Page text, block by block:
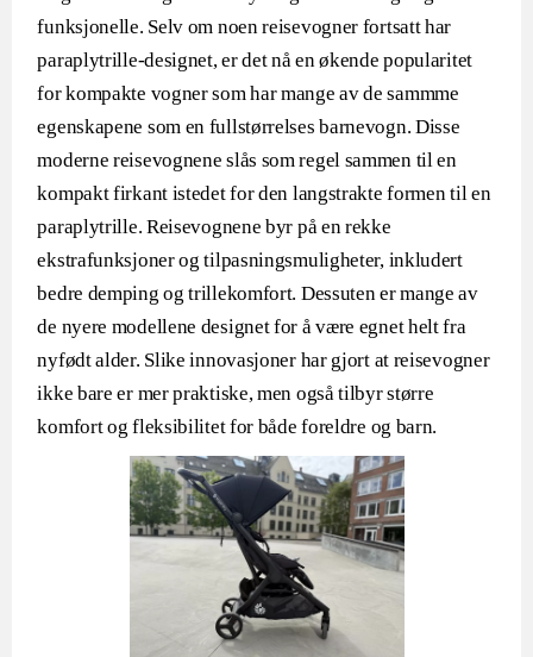
funksjonelle. Selv om noen reisevogner fortsatt har
paraplytrille-designet, er det nå en økende popularitet
for kompakte vogner som har mange av de sammme
egenskapene som en fullstørrelses barnevogn. Disse
moderne reisevognene slås som regel sammen til en
kompakt firkant istedet for den langstrakte formen til en
paraplytrille. Reisevognene byr på en rekke
ekstrafunksjoner og tilpasningsmuligheter, inkludert
bedre demping og trillekomfort. Dessuten er mange av
de nyere modellene designet for å være egnet helt fra
nyfødt alder. Slike innovasjoner har gjort at reisevogner
ikke bare er mer praktiske, men også tilbyr større
komfort og fleksibilitet for både foreldre og barn.